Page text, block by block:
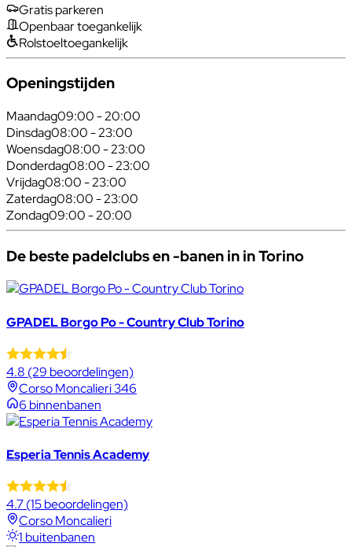
Gratis parkeren
Openbaar toegankelijk
Rolstoeltoegankelijk
Openingstijden
Maandag09:00 - 20:00
Dinsdag08:00 - 23:00
Woensdag08:00 - 23:00
Donderdag08:00 - 23:00
Vrijdag08:00 - 23:00
Zaterdag08:00 - 23:00
Zondag09:00 - 20:00
De beste padelclubs en -banen in in Torino
GPADEL Borgo Po - Country Club Torino
4.8 (29 beoordelingen)
Corso Moncalieri 346
6 binnenbanen
Esperia Tennis Academy
4.7(15 beoordelingen)
Corso Moncalieri
1 buitenbanen